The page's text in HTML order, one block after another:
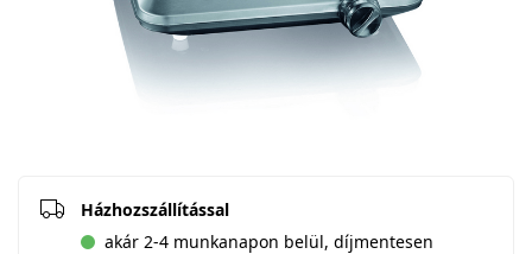
Házhozszállítással
akár 2-4 munkanapon belül, díjmentesen